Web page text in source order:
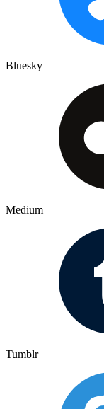
Bluesky
Medium
Tumblr